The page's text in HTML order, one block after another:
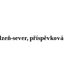
sever, příspěvková